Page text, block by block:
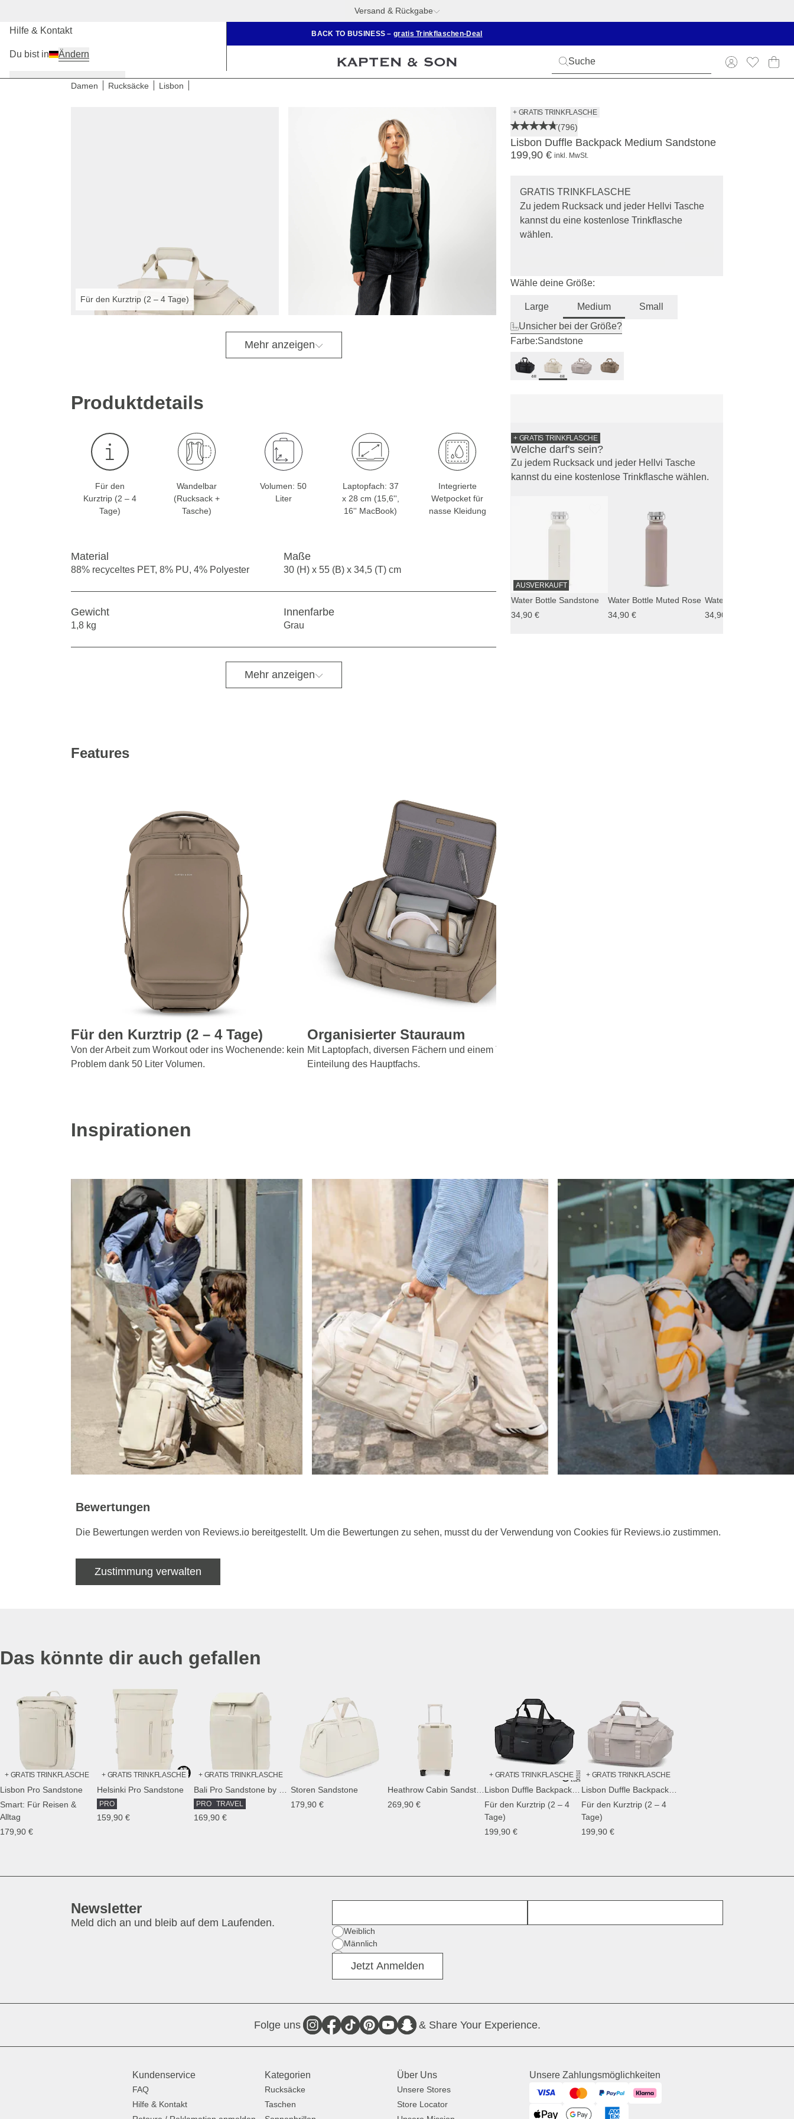
Versand & Rückgabe
BACK TO BUSINESS –gratis Trinkflaschen-Deal
Herren
Hilfe & Kontakt
Du bist in Ändern
Damen Rucksäcke Lisbon
Für den Kurztrip (2 – 4 Tage)
Felix ist 1,85 m groß / Emma ist 1,72 m groß
Mehr anzeigen
+ GRATIS TRINKFLASCHE
(796)
Lisbon Duffle Backpack Medium Sandstone
199,90 € inkl. MwSt.
GRATIS TRINKFLASCHE
Zu jedem Rucksack und jeder Hellvi Tasche
kannst du eine kostenlose Trinkflasche
wählen.
Wähle deine Größe:
Large Medium
Small
Unsicher bei der Größe?
Farbe:Sandstone
+ GRATIS TRINKFLASCHE
Welche darf's sein?
Zu jedem Rucksack und jeder Hellvi Tasche
kannst du eine kostenlose Trinkflasche wählen.
AUSVERKAUFT
Water Bottle Sandstone
34,90 €
Water Bottle Muted Rose
34,90 €
34,90 €
Produktdetails
Für den
Kurztrip (2 – 4
Tage)
Wandelbar
(Rucksack +
Tasche)
Volumen: 50
Liter
Laptopfach: 37
x 28 cm (15,6'',
16'' MacBook)
Integrierte
Wetpocket für
nasse Kleidung
Material
88% recyceltes PET, 8% PU, 4% Polyester
Maße
30 (H) x 55 (B) x 34,5 (T) cm
Gewicht
1,8 kg
Innenfarbe
Grau
Mehr anzeigen
Features
Für den Kurztrip (2 – 4 Tage)
Von der Arbeit zum Workout oder ins Wochenende: kein
Problem dank 50 Liter Volumen.
Organisierter Stauraum
Mit Laptopfach, diversen Fächern und einem Trenner zur
Einteilung des Hauptfachs.
Inspirationen
Bewertungen
Die Bewertungen werden von Reviews.io bereitgestellt. Um die Bewertungen zu sehen, musst du der Verwendung von Cookies für Reviews.io zustimmen.
Zustimmung verwalten
Das könnte dir auch gefallen
+ GRATIS TRINKFLASCHE
Lisbon Pro Sandstone
Smart: Für Reisen &
Alltag
179,90 €
+ GRATIS TRINKFLASCHE
Helsinki Pro Sandstone
PRO
159,90 €
+ GRATIS TRINKFLASCHE
Bali Pro Sandstone by Mariefeandjakesnow
PRO TRAVEL
169,90 €
Storen Sandstone
179,90 €
Heathrow Cabin Sandstone
269,90 €
+ GRATIS TRINKFLASCHE
Lisbon Duffle Backpack Medium All Black
Für den Kurztrip (2 – 4
Tage)
199,90 €
+ GRATIS TRINKFLASCHE
Lisbon Duffle Backpack Medium Muted Rose
Für den Kurztrip (2 – 4
Tage)
199,90 €
Newsletter
Meld dich an und bleib auf dem Laufenden.
Geschlecht
Weiblich
Männlich
Divers
Jetzt Anmelden
Folge uns & Share Your Experience.
Kundenservice
FAQ
Hilfe & Kontakt
Kategorien
Rucksäcke
Taschen
Über Uns
Unsere Stores
Store Locator
Unsere Zahlungsmöglichkeiten
Visa MastercardPayPal Klarna